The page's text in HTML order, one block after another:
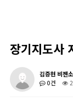
장기지도사
김증현 비젠
0건